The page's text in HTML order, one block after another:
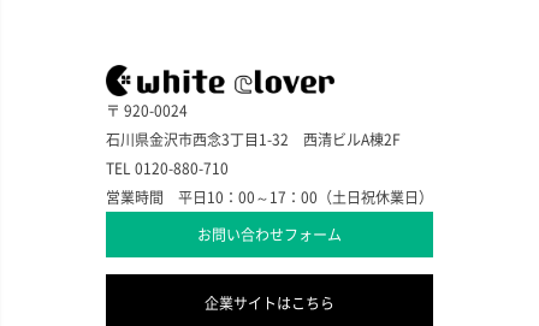
〒 920-0024
石川県金沢市西念3丁目1-32 西清ビルA棟2F
TEL 0120-880-710
営業時間 平日10：00～17：00（土日祝休業日）
お問い合わせフォーム
企業サイトはこちら